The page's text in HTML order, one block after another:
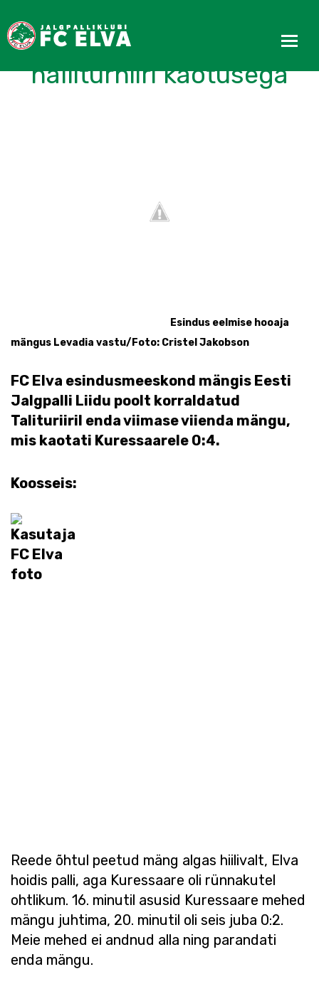
Esindus lõpetas
halliturniiri kaotusega
Esindus eelmise hooaja
mängus Levadia vastu/Foto: Cristel Jakobson
FC Elva esindusmeeskond mängis Eesti
Jalgpalli Liidu poolt korraldatud
Talituriiril enda viimase viienda mängu,
mis kaotati Kuressaarele 0:4.
Koosseis:
Reede õhtul peetud mäng algas hiilivalt, Elva
hoidis palli, aga Kuressaare oli rünnakutel
ohtlikum. 16. minutil asusid Kuressaare mehed
mängu juhtima, 20. minutil oli seis juba 0:2.
Meie mehed ei andnud alla ning parandati
enda mängu.